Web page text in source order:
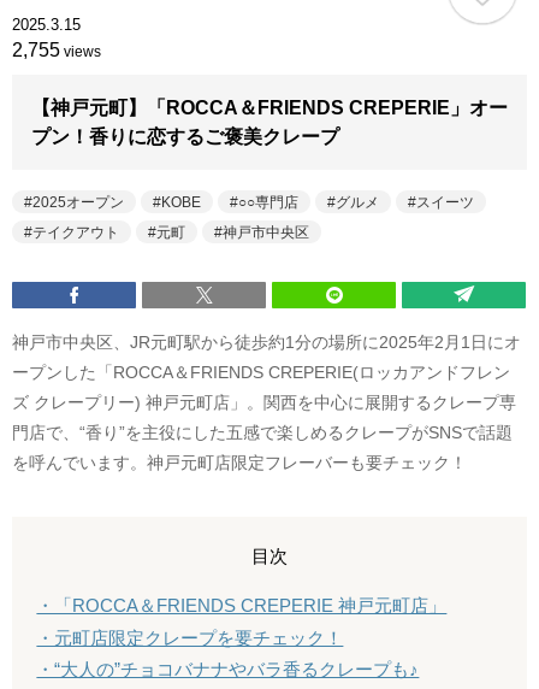
2025.3.15
2,755 views
【神戸元町】「ROCCA＆FRIENDS CREPERIE」オー
プン！香りに恋するご褒美クレープ
2025オープン KOBE ○○専門店 グルメ
スイーツ
テイクアウト
元町 神戸市中央区
神戸市中央区、JR元町駅から徒歩約1分の場所に2025年2月1日にオ
ープンした「ROCCA＆FRIENDS CREPERIE(ロッカアンドフレン
ズ クレープリー) 神戸元町店」。関西を中心に展開するクレープ専
門店で、“香り”を主役にした五感で楽しめるクレープがSNSで話題
を呼んでいます。神戸元町店限定フレーバーも要チェック！
目次
・「ROCCA＆FRIENDS CREPERIE 神戸元町店」
・元町店限定クレープを要チェック！
・“大人の”チョコバナナやバラ香るクレープも♪